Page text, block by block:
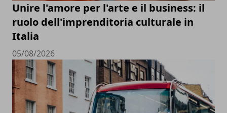
Unire l'amore per l'arte e il business: il
ruolo dell'imprenditoria culturale in
Italia
05/08/2026